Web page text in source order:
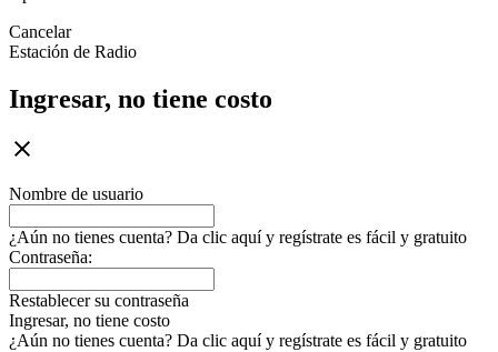
Cancelar
Estación de Radio
Ingresar, no tiene costo
Nombre de usuario
¿Aún no tienes cuenta? Da clic aquí y regístrate es fácil y gratuito
Contraseña:
Restablecer su contraseña
Ingresar, no tiene costo
¿Aún no tienes cuenta? Da clic aquí y regístrate es fácil y gratuito